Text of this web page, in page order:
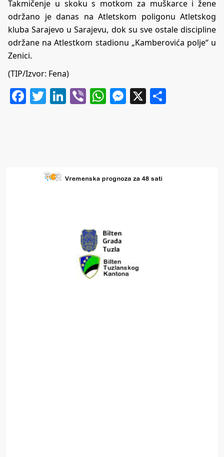
Takmičenje u skoku s motkom za muškarce i žene
održano je danas na Atletskom poligonu Atletskog
kluba Sarajevo u Sarajevu, dok su sve ostale discipline
održane na Atlestkom stadionu „Kamberovića polje“ u
Zenici.
(TIP/Izvor: Fena)
Facebook
Twitter
LinkedIn
ViberWhatsApp
Messenger
X